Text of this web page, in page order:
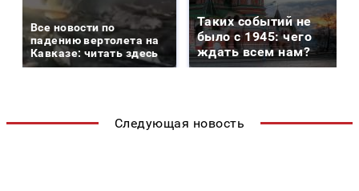
Все новости по
падению вертолета на
Кавказе: читать здесь
Таких событий не
было с 1945: чего
ждать всем нам?
Следующая новость